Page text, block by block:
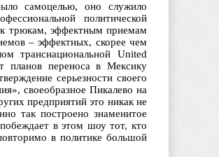
самоцелью, оно служило
политической
к трюкам, эффектным приемам
– эффектных, скорее чем
транснациональной United
планов переноса в Мексику
серьезности своего
своеобразное Пикалево на
предприятий это никак не
так построено знаменитое
в этом шоу тот, кто
в политике большой